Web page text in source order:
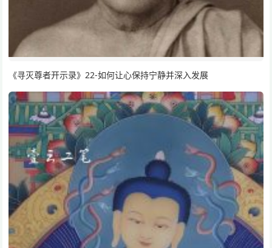
《寻灭尊者开示录》22-如何让心保持宁静并深入发展